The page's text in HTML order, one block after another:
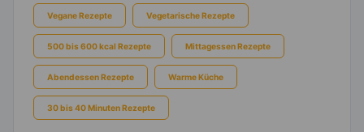
Vegane Rezepte Vegetarische Rezepte
500 bis 600 kcal Rezepte Mittagessen Rezepte
Abendessen Rezepte Warme Küche
30 bis 40 Minuten Rezepte